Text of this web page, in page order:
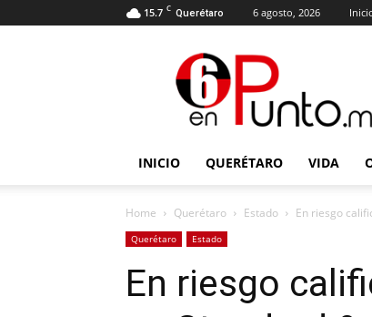
15.7 C Querétaro 6 agosto, 2026
punto
INICIO QUERÉTARO VIDA
Home Querétaro Estado En riesgo
Querétaro Estado
En riesgo